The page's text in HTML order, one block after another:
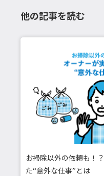
他の記事を読む
お掃除以外の依頼も！
た“意外な仕事”とは